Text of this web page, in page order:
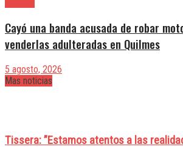
Cayó una banda acusada de robar
venderlas adulteradas en Quilmes
5 agosto, 2026
Mas noticias
Tissera: ”Estamos atentos a las